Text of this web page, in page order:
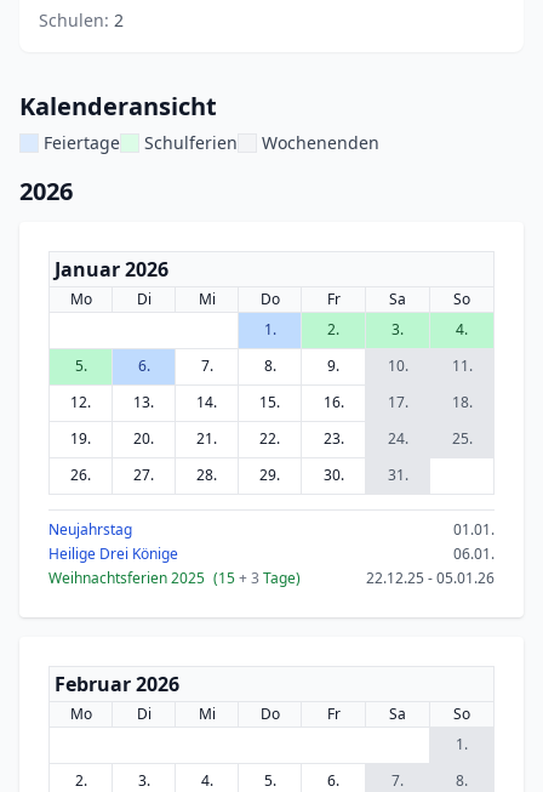
Schulen: 2
Kalenderansicht
Feiertage Schulferien Wochenenden
2026
Januar 2026
Mo Di Mi Do Fr Sa
So
1.
2. 3.
4.
5.
6. 7. 8. 9. 10.
11.
12.
13. 14. 15. 16. 17.
18.
19.
20. 21. 22. 23. 24.
25.
26.
27. 28. 29. 30. 31.
Neujahrstag
01.01.
Heilige Drei Könige
06.01.
Weihnachtsferien 2025 (15+ 3 Tage) 22.12.25 - 05.01.26
Februar 2026
Mo Di Mi Do Fr Sa
So
1.
2.
3. 4. 5. 6. 7.
8.